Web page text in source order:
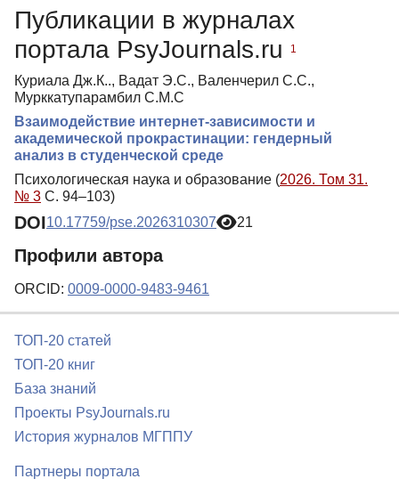
Публикации в журналах
портала PsyJournals.ru
1
Куриала Дж.К.., Вадат Э.С., Валенчерил С.С.,
Мурккатупарамбил С.М.С
Взаимодействие интернет-зависимости и
академической прокрастинации: гендерный
анализ в студенческой среде
Психологическая наука и образование (2026. Том 31.
№ 3 С. 94–103)
DOI10.17759/pse.2026310307 21
Профили автора
ORCID: 0009-0000-9483-9461
ТОП-20 статей
ТОП-20 книг
База знаний
Проекты PsyJournals.ru
История журналов МГППУ
Партнеры портала